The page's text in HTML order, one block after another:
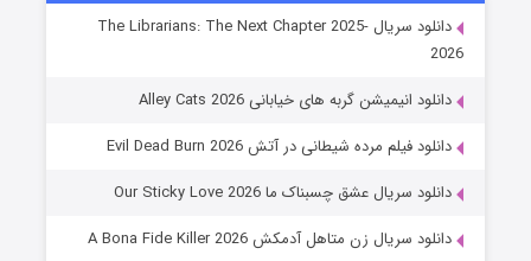
شوهر
دانلود سریال The Librarians: The Next Chapter 2025-
2026
دانلود انیمیشن گربه های خیابانی Alley Cats 2026
دانلود فیلم مرده شیطانی در آتش Evil Dead Burn 2026
دانلود سریال عشق چسبناک ما Our Sticky Love 2026
دانلود سریال زن متاهل آدمکش A Bona Fide Killer 2026